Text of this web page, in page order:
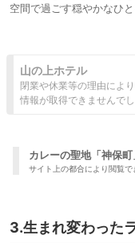
空間で過ごす穏やかなひ
山の上ホテル
閉業や休業等の理由によ
情報が取得できませんでし
カレーの聖地「神保
サイト上の都合により閲覧で
3.生まれ変わった